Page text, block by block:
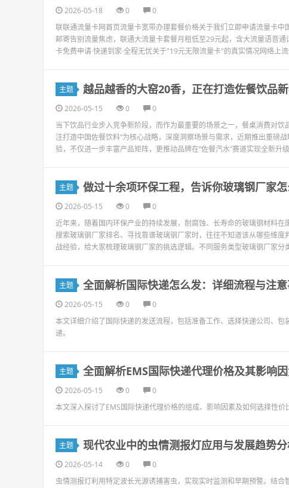
2026-05-18 0
0
联联通流量卡网首页流量卡宽带办理套餐价格关于我们立即申请流量卡
邮寄告别流量焦虑，联通大流量卡套餐月租低至29元起，含大流量语音
卡免费申请·快递到家·全程无忧关于"19元无限流量卡"的真实情况网络上
主题 越品越香的大窑20香，正在打造佐餐饮品
2026-05-15 0
0
当下饮品行业步入竞争新阶段，而作为最重要的场景之一，餐桌消费对
注打造中国佐餐饮料”为核心战略，深度洞察场景与需求，近期推出重
验，不仅进一步丰富产品矩阵，更推动品牌在“佐餐汽水”赛道实现全新升
主题 做过十余项环保工程，告诉你玻璃钢厂家
2026-05-15 0
0
近年来，随着国内环保产业的持续发展，耐腐蚀、长寿命的玻璃钢材料
搜索玻璃钢厂家排名、寻找靠谱玻璃钢厂家时，往往不知道该从哪些维
战经验，给大家梳理玻璃钢厂家的挑选逻辑。不同服务类型玻璃钢厂家
主题 全面解析国际快递怎么发：详细流程与注
2026-05-15 0
0
本文详细介绍了国际快递的发送流程，包括准备工作、选择快递公司、
递。
主题 全面解析EMS国际快递代理价格及其影响
2026-05-15 0
0
本文深入探讨了EMS国际快递代理价格的组成、影响因素及如何选择性价
主题 现代农业中的虫情测报灯应用与发展趋势
2026-05-14 0
0
虫情测报灯利用特定波长光源诱捕害虫，实现实时监测和早期预警。结合